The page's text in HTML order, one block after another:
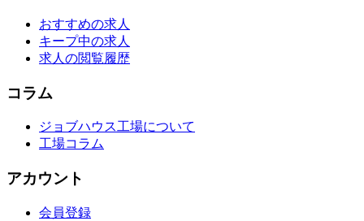
おすすめの求人
キープ中の求人
求人の閲覧履歴
コラム
ジョブハウス工場について
工場コラム
アカウント
会員登録